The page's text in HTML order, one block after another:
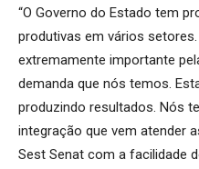
“O Governo do Estado tem
produtivas em vários
extremamente importante
demanda que nós temos.
produzindo resultados. Nós
integração que vem atender
Sest Senat com a facilidade